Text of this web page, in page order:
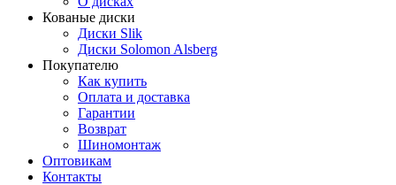
Кованые диски
Диски Slik
Диски Solomon Alsberg
Покупателю
Как купить
Оплата и доставка
Гарантии
Возврат
Шиномонтаж
Оптовикам
Контакты